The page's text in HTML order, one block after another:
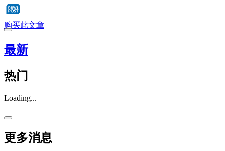
购买此文章
最新
热门
Loading...
更多消息